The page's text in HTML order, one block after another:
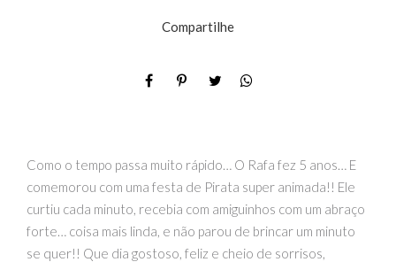
Compartilhe
Como o tempo passa muito rápido… O Rafa fez 5 anos… E
comemorou com uma festa de Pirata super animada!! Ele
curtiu cada minuto, recebia com amiguinhos com um abraço
forte… coisa mais linda, e não parou de brincar um minuto
se quer!! Que dia gostoso, feliz e cheio de sorrisos,